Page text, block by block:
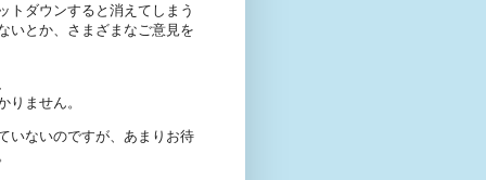
トダウンすると消えてしまう
いとか、さまざまなご意見を
りません。
いないのですが、あまりお待